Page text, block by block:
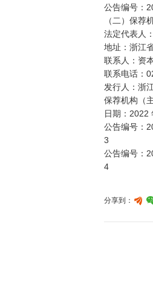
公告编号：
（二）保荐
法定代表人
地址：浙江
联系人：资
联系电话：
发行人：浙
保荐机构（
日期：2022
公告编号：
3
公告编号：
分享到：